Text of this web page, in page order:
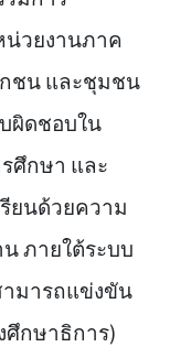
น่วยงานภาค
ชน และชุมชน
ผิดชอบใน
ศึกษา และ
ยนด้วยความ
ภายใต้ระบบ
มารถแข่งขัน
ศึกษาธิการ)